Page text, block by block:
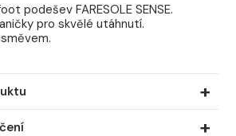
podešev FARESOLE SENSE.
pro skvělé utáhnutí.